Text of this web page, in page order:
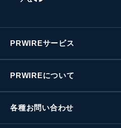
PRWIREサービス
PRWIREについて
各種お問い合わせ